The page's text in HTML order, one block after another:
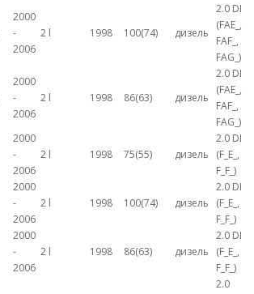
2000
-
2006
2 l 1998 100(74) дизель
2.0 DI
(FAE_,
FAF_,
FAG_)
2000
-
2006
2 l 1998 86(63) дизель
2.0 DI
(FAE_,
FAF_,
FAG_)
2000
-
2006
2 l 1998 75(55) дизель
2.0 DI
(F_E_,
F_F_)
2000
-
2006
2 l 1998 100(74) дизель
2.0 DI
(F_E_,
F_F_)
2000
-
2006
2 l 1998 86(63) дизель
2.0 DI
(F_E_,
F_F_)
2.0